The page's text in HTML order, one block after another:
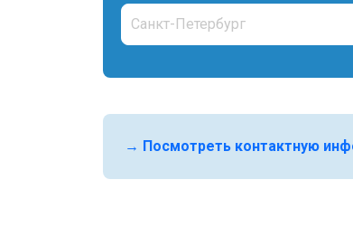
→ Посмотреть контактную